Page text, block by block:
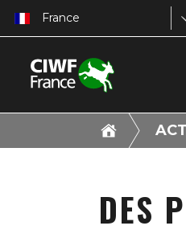
France
DES